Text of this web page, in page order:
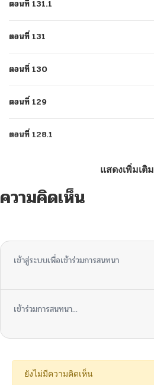
ตอนที่ 131.1
ตอนที่ 131
ตอนที่ 130
ตอนที่ 129
ตอนที่ 128.1
ตอนที่ 127
ตอนที่ 125
ตอนที่ 122
แสดงเพิ่มเติม
ความคิดเห็น
เข้าสู่ระบบเพื่อเข้าร่วมการสนทนา
เข้าร่วมการสนทนา...
ยังไม่มีความคิดเห็น